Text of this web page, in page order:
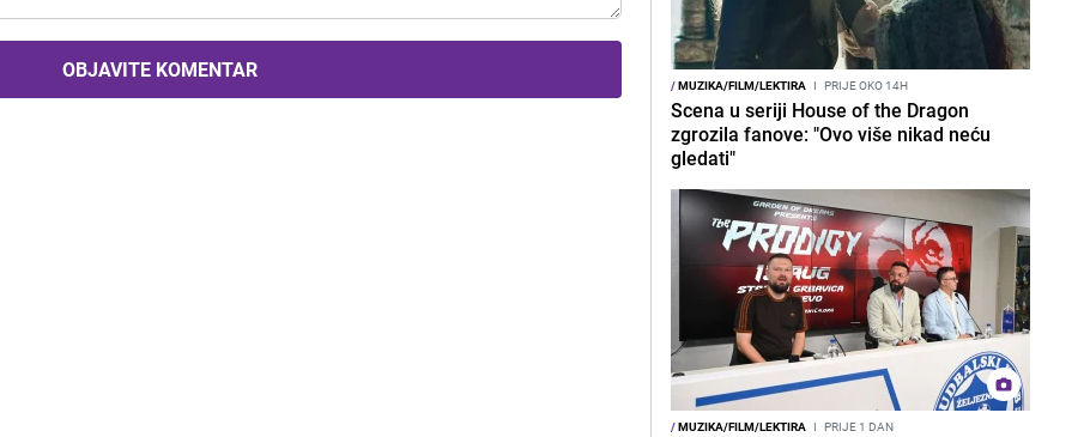
OBJAVITE KOMENTAR
/MUZIKA/FILM/LEKTIRA I PRIJE OKO 14H
Scena u seriji House of the Dragon
zgrozila fanove: "Ovo više nikad neću
gledati"
/MUZIKA/FILM/LEKTIRA I PRIJE 1 DAN